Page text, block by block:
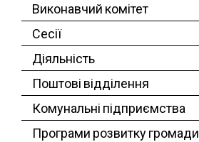
Виконавчий комітет
Сесії
Діяльність
Поштові відділення
Комунальні підприємства
Програми розвитку громади